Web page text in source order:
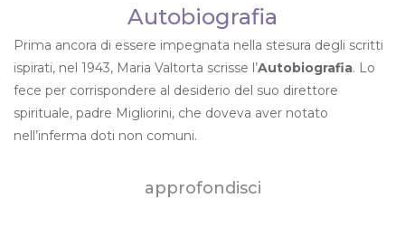
Autobiografia
Prima ancora di essere impegnata nella stesura degli scritti
ispirati, nel 1943, Maria Valtorta scrisse l’Autobiografia. Lo
fece per corrispondere al desiderio del suo direttore
spirituale, padre Migliorini, che doveva aver notato
nell’inferma doti non comuni.
approfondisci